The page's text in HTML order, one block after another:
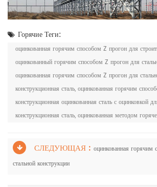
Горячие Теги:
оцинкованная горячим способом Z прогон для
оцинкованный горячим способом Z прогон для
оцинкованная горячим способом Z прогон для
конструкционная сталь, оцинкованная горячим
конструкционная оцинкованная сталь с оцинковкой
конструкционная сталь, оцинкованная методом
СЛЕДУЮЩАЯ : оцинкованная
стальной конструкции